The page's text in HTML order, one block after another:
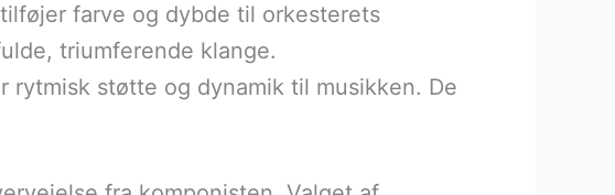
farve og dybde til orkesterets
triumferende klange.
rytmisk støtte og dynamik til musikken. De